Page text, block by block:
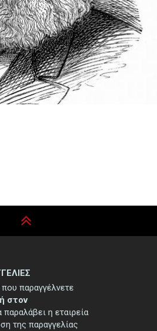
παραγγέλνετε
στον
η εταιρεία
της παραγγελίας